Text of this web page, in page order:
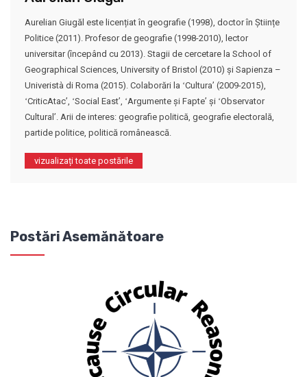
Aurelian Giugăl este licențiat în geografie (1998), doctor în Științe
Politice (2011). Profesor de geografie (1998-2010), lector
universitar (începând cu 2013). Stagii de cercetare la School of
Geographical Sciences, University of Bristol (2010) și Sapienza –
Univeristà di Roma (2015). Colaborări la ʻCulturaʼ (2009-2015),
ʻCriticAtacʼ, ʻSocial Eastʼ, ʻArgumente și Fapteʼ și ʻObservator
Culturalʼ. Arii de interes: geografie politică, geografie electorală,
partide politice, politică românească.
vizualizați toate postările
Postări Asemănătoare